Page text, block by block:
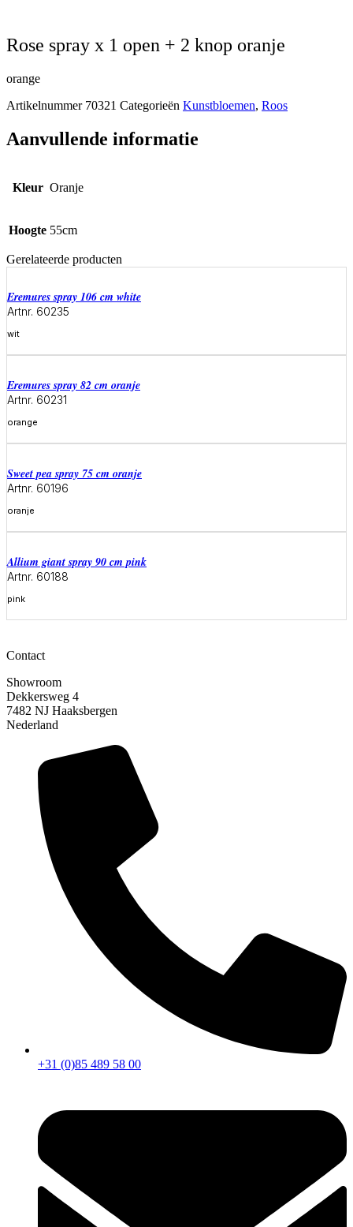
Rose spray x 1 open + 2 knop oranje
orange
Artikelnummer 70321 Categorieën Kunstbloemen, Roos
Aanvullende informatie
Kleur Oranje
Hoogte 55cm
Gerelateerde producten
eremures spray 106 cm white
Artnr. 60235
wit
eremures spray 82 cm oranje
Artnr. 60231
orange
Meer informatie
sweet pea spray 75 cm oranje
Artnr. 60196
oranje
Meer informatie
allium giant spray 90 cm pink
Artnr. 60188
pink
Meer informatie
Contact
Showroom
Dekkersweg 4
7482 NJ Haaksbergen
Nederland
+31 (0)85 489 58 00